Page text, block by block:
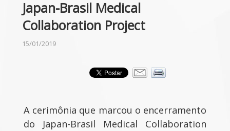
Japan-Brasil Medical
Collaboration Project
15/01/2019
A cerimônia que marcou o encerramento
do Japan-Brasil Medical Collaboration